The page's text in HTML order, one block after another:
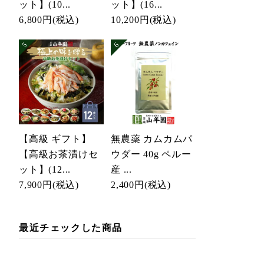
ット】(10...
6,800円 (税込)
ット】(16...
10,200円 (税込)
【高級 ギフト】
【高級お茶漬けセ
ット】(12...
7,900円 (税込)
無農薬 カムカムパ
ウダー 40g ペルー
産 ...
2,400円 (税込)
最近チェックした商品